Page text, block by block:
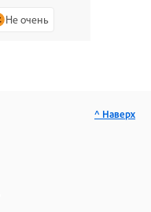
Не очень
^ Наверх